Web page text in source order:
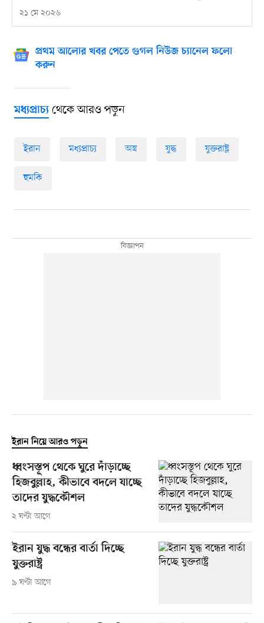
২১ মে ২০২৬
প্রথম আলোর খবর পেতে গুগল নিউজ চ্যানেল ফলো
করুন
মধ্যপ্রাচ্যথেকে আরও পড়ুন
ইরান মধ্যপ্রাচ্য অস্ত্র যুদ্ধ যুক্তরাষ্ট্র
হুমকি
ইরান নিয়ে আরও পড়ুন
ধ্বংসস্তূপ থেকে ঘুরে দাঁড়াচ্ছে
হিজবুল্লাহ, কীভাবে বদলে যাচ্ছে
তাদের যুদ্ধকৌশল
২ ঘণ্টা আগে
ইরান যুদ্ধ বন্ধের বার্তা দিচ্ছে
যুক্তরাষ্ট্র
৯ ঘণ্টা আগে